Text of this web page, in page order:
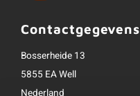
Contactgegevens
Bosserheide 13
5855 EA Well
Nederland